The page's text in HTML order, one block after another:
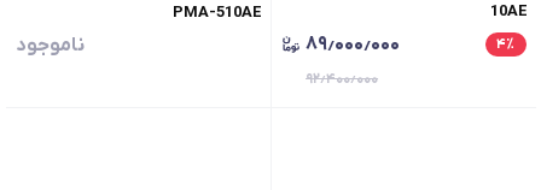
10AE
۴٪ ۸۹٫۰۰۰٫۰۰۰
۹۲٫۴۰۰٫۰۰۰
PMA-510AE
ناموجود